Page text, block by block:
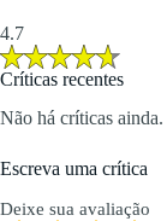
4.7
Críticas recentes
Não há críticas
Escreva uma crítica
Deixe sua avaliação